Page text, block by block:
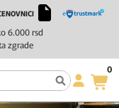
6.000 rsd
zgrade
0